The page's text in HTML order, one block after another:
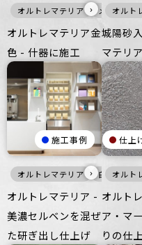
オルトレマテリア メタル
›
オルトレマテリア金
色 - 什器に施工
オルト
城陽砂
マテリ
施工事例
オルトレマテリア 白 家具
›
オルトレマテリア -
美濃セルベンを混ぜ
た研ぎ出し仕上げ
仕上
オルト
オルト
ア・マ
りの仕